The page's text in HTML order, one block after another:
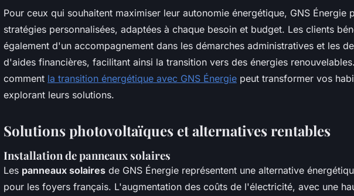
Pour ceux qui souhaitent maximiser leur autonomie énergétique, GNS Énergie
stratégies personnalisées, adaptées à chaque besoin et budget. Les clients
également d'un accompagnement dans les démarches administratives et les
d'aides financières, facilitant ainsi la transition vers des énergies
comment la transition énergétique avec GNS Énergie peut transformer vos
explorant leurs solutions.
Solutions photovoltaïques et alternatives rentables
Installation de panneaux solaires
Les panneaux solaires de GNS Énergie représentent une alternative
pour les foyers français. L'augmentation des coûts de l'électricité, avec une